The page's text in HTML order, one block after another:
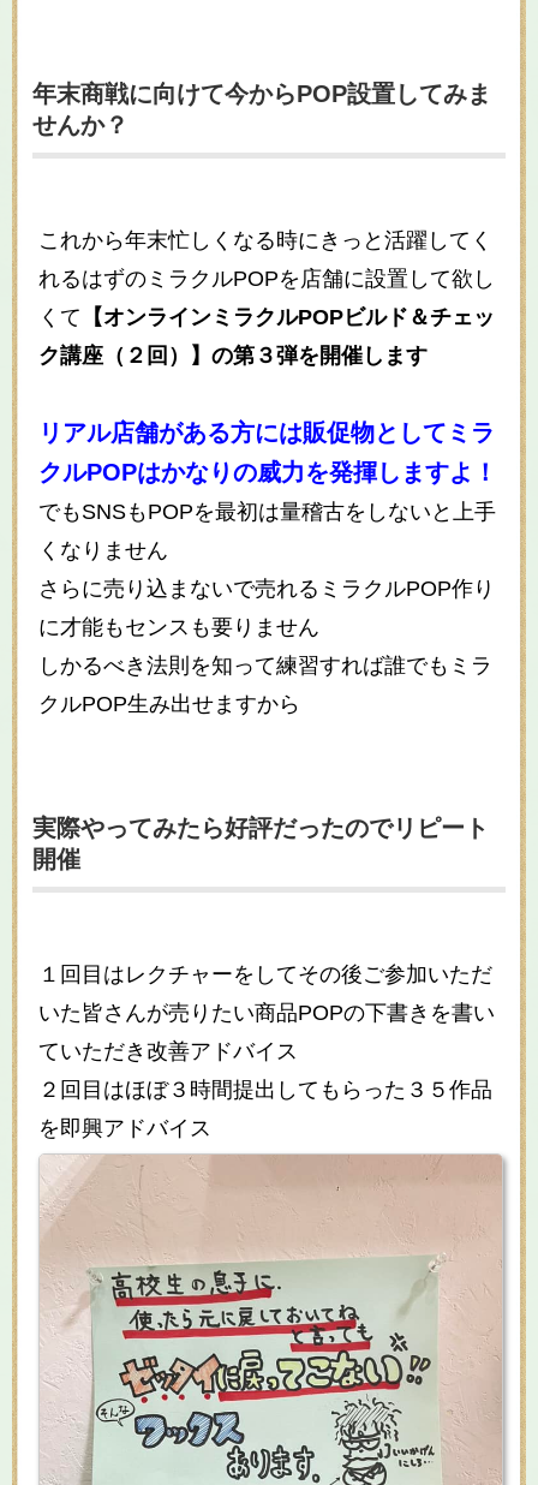
年末商戦に向けて今からPOP設置してみま
せんか？
これから年末忙しくなる時にきっと活躍してく
れるはずのミラクルPOPを店舗に設置して欲し
くて
【オンラインミラクルPOPビルド＆チェッ
ク講座（２回）】の第３弾を開催します
リアル店舗がある方には販促物としてミラ
クルPOPはかなりの威力を発揮しますよ！
でもSNSもPOPを最初は量稽古をしないと上手
くなりません
さらに売り込まないで売れるミラクルPOP作り
に才能もセンスも要りません
しかるべき法則を知って練習すれば誰でもミラ
クルPOP生み出せますから
実際やってみたら好評だったのでリピート
開催
１回目はレクチャーをしてその後ご参加いただ
いた皆さんが売りたい商品POPの下書きを書い
ていただき改善アドバイス
２回目はほぼ３時間提出してもらった３５作品
を即興アドバイス